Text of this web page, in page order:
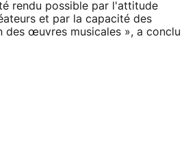
rendu possible par l'attitude
et par la capacité des
œuvres musicales », a conclu